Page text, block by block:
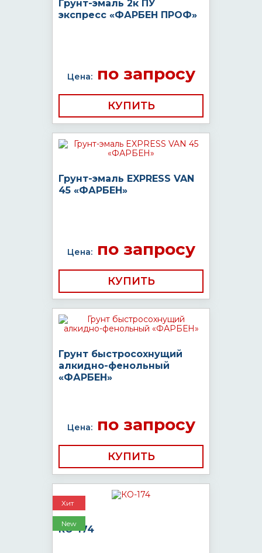
Грунт-эмаль 2к ПУ
экспресс «ФАРБЕН ПРОФ»
Цена:по запросу
КУПИТЬ
Грунт-эмаль EXPRESS VAN
45 «ФАРБЕН»
Цена:по запросу
КУПИТЬ
Грунт быстросохнущий
алкидно-фенольный
«ФАРБЕН»
Цена:по запросу
КУПИТЬ
Хит
New
КО-174